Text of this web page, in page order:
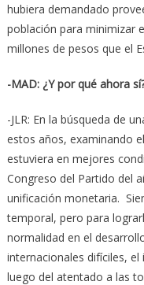
hubiera demandado
población para minimizar
millones de pesos que el
-MAD: ¿Y por qué ahora
-JLR: En la búsqueda de
estos años, examinando
estuviera en mejores
Congreso del Partido del
unificación monetaria.
temporal, pero para
normalidad en el
internacionales difíciles,
luego del atentado a las